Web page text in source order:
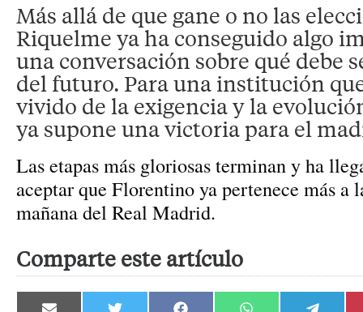
Más allá de que gane o no las
Riquelme ya ha conseguido algo
una conversación sobre qué debe
del futuro. Para una institución
vivido de la exigencia y la
ya supone una victoria para el
Las etapas más gloriosas terminan y ha
aceptar que Florentino ya pertenece más a
mañana del Real Madrid.
Comparte este artículo